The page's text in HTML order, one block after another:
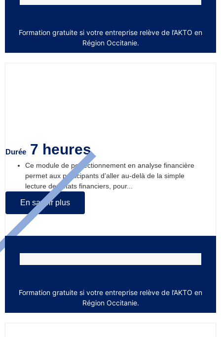
Formation gratuite si votre entreprise relève de l’AKTO en
Région Occitanie.
Durée 7 heures
Ce module de perfectionnement en analyse financière
permet aux participants d’aller au-delà de la simple
lecture des états financiers, pour...
En savoir plus
Formation gratuite si votre entreprise relève de l’AKTO en
Région Occitanie.